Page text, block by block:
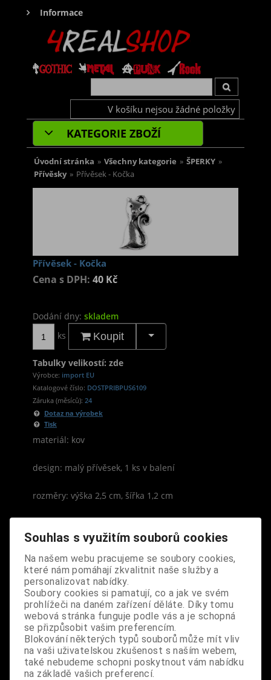
Informace
V košíku nejsou žádné položky
KATEGORIE ZBOŽÍ
Úvodní stránka » Všechny kategorie » ŠPERKY »
Přívěsky » Přívěsek - Kočka
Přívěsek - Kočka
Cena s DPH: 40 Kč
Dodání dny: skladem
ks
Koupit
Tabulky velikostí: zde
Výrobce: import EU
Katalogové číslo: DOSTPRIBPUS6109
Záruka (měsíců): 24
Dotaz na výrobek
Tisk
materiál: kov
design: malý přívěsek, 1 ks v balení
rozměry: výška 2,5 cm, šířka 1,2 cm
S výrobkem se také prodává
Souhlas s využitím souborů cookies
Na našem webu pracujeme se soubory cookies,
které nám pomáhají zkvalitnit naše služby a
personalizovat nabídky.
Soubory cookies si pamatují, co a jak ve svém
prohlížeči na daném zařízení děláte. Díky tomu
webová stránka funguje podle vás a je schopná
se přizpůsobit vašim preferencím.
Blokování některých typů souborů může mít vliv
na vaši uživatelskou zkušenost s naším webem,
také nebudeme schopni poskytnout vám nabídku
na základě vašich preferencí.